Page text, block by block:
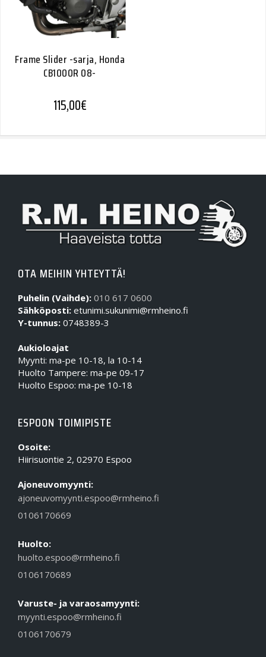
Frame Slider -sarja, Honda
CB1000R 08-
115,00€
OTA MEIHIN YHTEYTTÄ!
Puhelin (Vaihde): 010 617 0600
Sähköposti: etunimi.sukunimi@rmheino.fi
Y-tunnus: 0748389-3
Aukioloajat
Myynti: ma-pe 10-18, la 10-14
Huolto Tampere: ma-pe 09-17
Huolto Espoo: ma-pe 10-18
ESPOON TOIMIPISTE
Osoite:
Hiirisuontie 2, 02970 Espoo
Ajoneuvomyynti:
ajoneuvomyynti.espoo@rmheino.fi
0106170669
Huolto:
huolto.espoo@rmheino.fi
0106170689
Varuste- ja varaosamyynti:
myynti.espoo@rmheino.fi
0106170679